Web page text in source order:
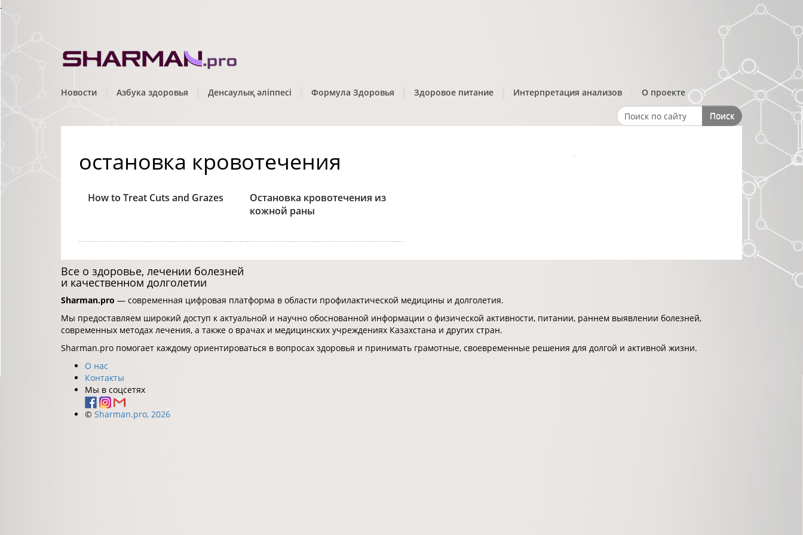
.
Новости Азбука здоровья Денсаулық әліппесі Формула Здоровья Здоровое питание Интерпретация анализов О проекте
Search formПоиск
остановка кровотечения
How to Treat Cuts and Grazes
Остановка кровотечения из
кожной раны
Все о здоровье, лечении болезней
и качественном долголетии
Sharman.pro — современная цифровая платформа в области профилактической медицины и долголетия.
Мы предоставляем широкий доступ к актуальной и научно обоснованной информации о физической активности, питании, раннем выявлении болезней,
современных методах лечения, а также о врачах и медицинских учреждениях Казахстана и других стран.
Sharman.pro помогает каждому ориентироваться в вопросах здоровья и принимать грамотные, своевременные решения для долгой и активной жизни.
О нас
Контакты
Мы в соцсетях
© Sharman.pro, 2026